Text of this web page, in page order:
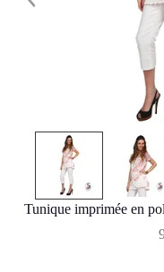
Tunique imprimée en